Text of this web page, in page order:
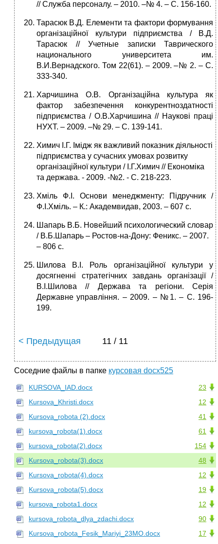
// Служба персоналу. – 2010. –№ 4. – С. 156-160.
Тарасюк В.Д. Елементи та фактори формування
організаційної культури підприємства / В.Д.
Тарасюк // Учетные записки Таврического
национального университета им.
В.И.Вернадского. Том 22(61). – 2009. –№ 2. – С.
333-340.
Харчишина О.В. Організаційна культура як
фактор забезпечення конкурентноздатності
підприємства / О.В.Харчишина // Наукові праці
НУХТ. – 2009. –№ 29. – С. 139-141.
Химич І.Г. Імідж як важливий показник діяльності
підприємства у сучасних умовах розвитку
організаційної культури / І.Г.Химич // Економіка
та держава. - 2009. -№2. - C. 218-223.
Хміль Ф.І. Основи менеджменту: Підручник /
Ф.І.Хміль. – К.: Академвидав, 2003. – 607 с.
Шапарь В.Б. Новейший психологический словар
/ В.Б.Шапарь – Ростов-на-Дону: Феникс. – 2007.
– 806 с.
Шилова В.І. Роль організаційної культури у
досягненні стратегічних завдань організації /
В.І.Шилова // Держава та регіони. Серія
Державне управління. – 2009. – №1. – C. 196-
199.
< Предыдущая 11 / 11
Соседние файлы в папке курсовая docx525
23
KURSOVA_IAD.docx
12
Kursova_Khristi.docx
41
Kursova_robota (2).docx
61
kursova_robota(1).docx
154
kursova_robota(2).docx
48
Kursova_robota(3).docx
12
Kursova_robota(4).docx
19
Kursova_robota(5).docx
12
kursova_robota1.docx
90
kursova_robota_dlya_zdachi.docx
17
Kursova_robota_Fesik_Mariyi_23MO.docx